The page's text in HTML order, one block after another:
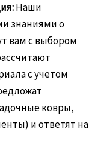
Наши
знаниями о
вам с выбором
с учетом
ковры,
и ответят на